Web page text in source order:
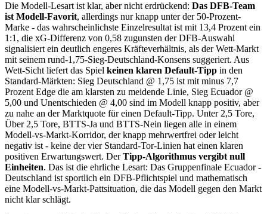
Die Modell-Lesart ist klar, aber nicht erdrückend: Das DFB-Team
ist Modell-Favorit, allerdings nur knapp unter der 50-Prozent-
Marke - das wahrscheinlichste Einzelresultat ist mit 13,4 Prozent ein
1:1, die xG-Differenz von 0,58 zugunsten der DFB-Auswahl
signalisiert ein deutlich engeres Kräfteverhältnis, als der Wett-Markt
mit seinem rund-1,75-Sieg-Deutschland-Konsens suggeriert. Aus
Wett-Sicht liefert das Spiel keinen klaren Default-Tipp in den
Standard-Märkten: Sieg Deutschland @ 1,75 ist mit minus 7,7
Prozent Edge die am klarsten zu meidende Linie, Sieg Ecuador @
5,00 und Unentschieden @ 4,00 sind im Modell knapp positiv, aber
zu nahe an der Marktquote für einen Default-Tipp. Unter 2,5 Tore,
Über 2,5 Tore, BTTS-Ja und BTTS-Nein liegen alle in einem
Modell-vs-Markt-Korridor, der knapp mehrwertfrei oder leicht
negativ ist - keine der vier Standard-Tor-Linien hat einen klaren
positiven Erwartungswert. DerTipp-Algorithmus vergibt null
Einheiten. Das ist die ehrliche Lesart: Das Gruppenfinale Ecuador -
Deutschland ist sportlich ein DFB-Pflichtspiel und mathematisch
eine Modell-vs-Markt-Pattsituation, die das Modell gegen den Markt
nicht klar schlägt.